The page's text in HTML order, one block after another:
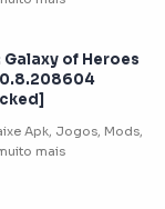
of Heroes